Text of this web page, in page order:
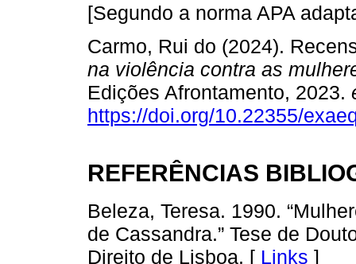
[Segundo a norma APA
Carmo, Rui do (2024).
na violência contra as
Edições Afrontamento, 2023.
https://doi.org/10.22355/
REFERÊNCIAS
Beleza, Teresa. 1990.
de Cassandra.” Tese de
Direito de Lisboa. [ Links ]